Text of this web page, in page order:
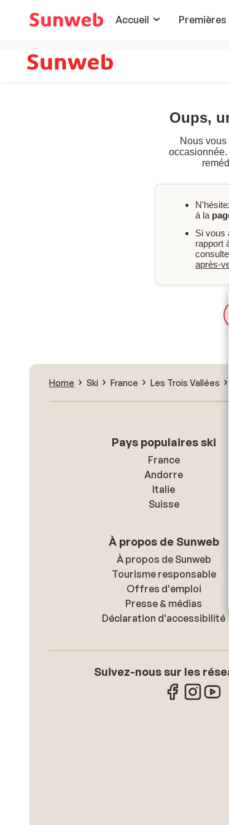
Accueil
Oups,
Nous
á la
Si vous
rapport
après-
Home Ski France Les Trois Vallées
Pays populaires ski
France
Andorre
Italie
Suisse
À propos de Sunweb
À propos de Sunweb
Tourisme responsable
Offres d'emploi
Presse & médias
Déclaration d'accessibilité
Suivez-nous sur les